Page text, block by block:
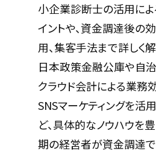
小企業診断士の活用に
イントや、資金調達後の
用、集客手法まで詳しく解
日本政策金融公庫や自
クラウド会計による業務
SNSマーケティングを活
ど、具体的なノウハウを
期の経営者が資金調達